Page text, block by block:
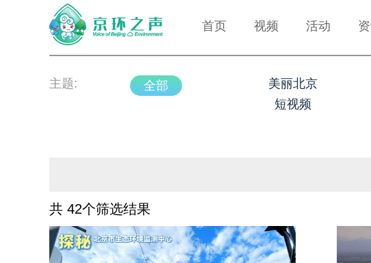
首页 视频 活动
主题: 全部 美丽北京
短视频
共 42个筛选结果